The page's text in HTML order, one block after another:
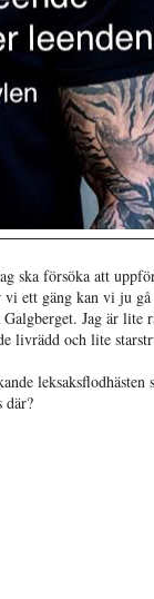
ska försöka att
ett gäng kan vi ju
Jag är lite
livrädd och lite
där?